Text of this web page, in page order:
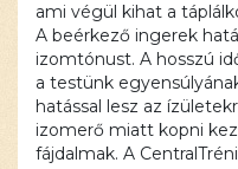
ami végül kihat a
A beérkező ingerek
izomtónust. A hosszú
a testünk
hatással lesz az
izomerő miatt kopni
fájdalmak. A